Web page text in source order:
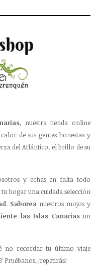
, nuestra tienda online
de sus gentes honestas y
del Atlántico, el brillo de su
y echas en falta todo
hogar una cuidada selección
. Saborea nuestros mojos y
las Islas Canariasun
no recordar tu último viaje
Pruébanos, ¡repetirás!